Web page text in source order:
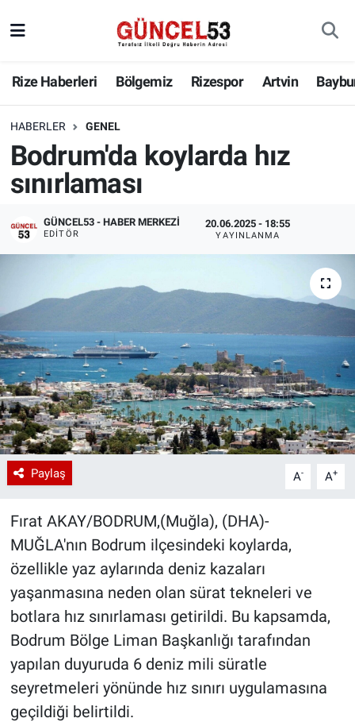
Rize Haberleri Bölgemiz Rizespor Artvin
HABERLER GENEL
Bodrum'da koylarda hız
sınırlaması
GÜNCEL53 - HABER MERKEZI
EDITÖR
20.06.2025 - 18:55
YAYINLANMA
Paylaş A- A+
Fırat AKAY/BODRUM,(Muğla), (DHA)-
MUĞLA'nın Bodrum ilçesindeki koylarda,
özellikle yaz aylarında deniz kazaları
yaşanmasına neden olan sürat tekneleri ve
botlara hız sınırlaması getirildi. Bu kapsamda,
Bodrum Bölge Liman Başkanlığı tarafından
yapılan duyuruda 6 deniz mili süratle
seyretmeleri yönünde hız sınırı uygulamasına
geçildiği belirtildi.